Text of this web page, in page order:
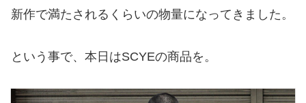
新作で満たされるくらいの物量になってきました。
という事で、本日はSCYEの商品を。